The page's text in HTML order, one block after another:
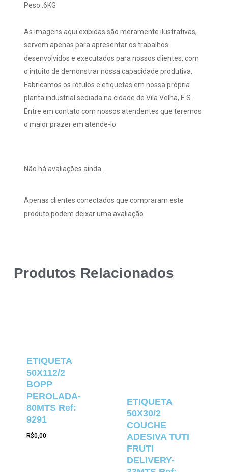
Peso :6KG
As imagens aqui exibidas são meramente ilustrativas,
servem apenas para apresentar os trabalhos
desenvolvidos e executados para nossos clientes, com
o intuito de demonstrar nossa capacidade produtiva.
Fabricamos os rótulos e etiquetas em nossa própria
planta industrial sediada na cidade de Vila Velha, E.S.
Entre em contato com nossos atendentes que teremos
o maior prazer em atende-lo.
Não há avaliações ainda.
Apenas clientes conectados que compraram este
produto podem deixar uma avaliação.
Produtos Relacionados
ETIQUETA
50X112/2
BOPP
PEROLADA-
80MTS Ref:
9291
R$0,00
ETIQUETA
50X30/2
COUCHE
ADESIVA TUTI
FRUTI
DELIVERY-